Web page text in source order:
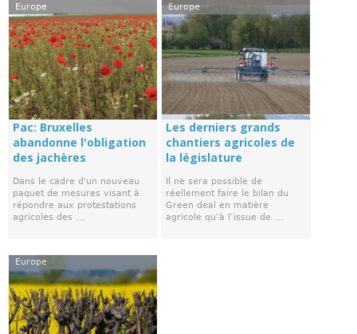
Europe
Pac: Bruxelles
abandonne l'obligation
des jachères
Dans le cadre d'un nouveau
paquet de mesures visant à
répondre aux protestations
agricoles des ...
Europe
Les derniers grands
chantiers agricoles de
la législature
Il ne sera possible de
réellement faire le bilan du
Green deal en matière
agricole qu’à l’issue de ...
Europe